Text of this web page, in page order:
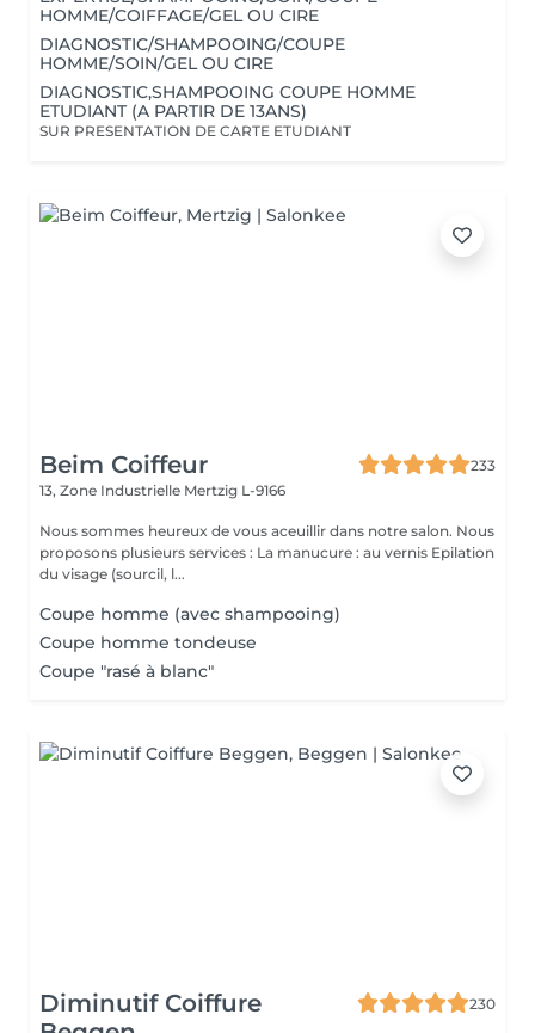
HOMME/COIFFAGE/GEL OU CIRE
DIAGNOSTIC/SHAMPOOING/COUPE
HOMME/SOIN/GEL OU CIRE
DIAGNOSTIC,SHAMPOOING COUPE HOMME
ETUDIANT (A PARTIR DE 13ANS)
SUR PRESENTATION DE CARTE ETUDIANT
Beim Coiffeur
233
13, Zone Industrielle Mertzig L-9166
Nous sommes heureux de vous aceuillir dans notre salon. Nous
proposons plusieurs services : La manucure : au vernis Epilation
du visage (sourcil, l...
Coupe homme (avec shampooing)
Coupe homme tondeuse
Coupe "rasé à blanc"
Diminutif Coiffure
230